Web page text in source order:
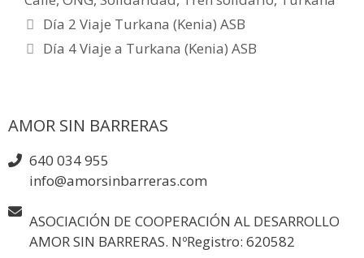
Día 2 Viaje Turkana (Kenia) ASB
Día 4 Viaje a Turkana (Kenia) ASB
AMOR SIN BARRERAS
640 034 955
info@amorsinbarreras.com
ASOCIACIÓN DE COOPERACIÓN AL DESARROLLO
AMOR SIN BARRERAS. NºRegistro: 620582